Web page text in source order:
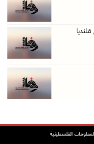
الا ...
...
الفلسطينية